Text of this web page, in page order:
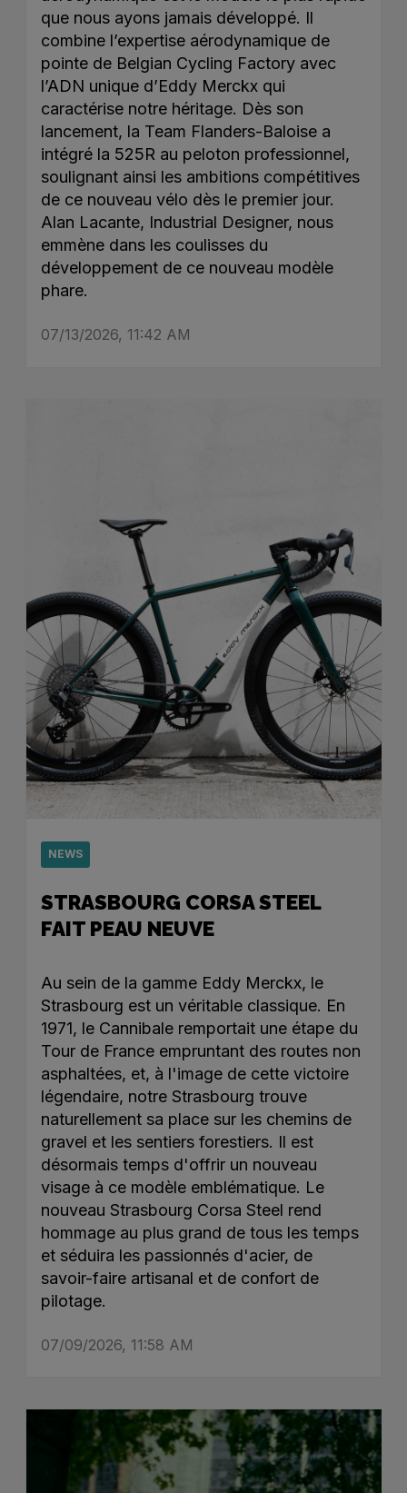
que nous ayons jamais développé. Il
combine l’expertise aérodynamique de
pointe de Belgian Cycling Factory avec
l’ADN unique d’Eddy Merckx qui
caractérise notre héritage. Dès son
lancement, la Team Flanders-Baloise a
intégré la 525R au peloton professionnel,
soulignant ainsi les ambitions compétitives
de ce nouveau vélo dès le premier jour.
Alan Lacante, Industrial Designer, nous
emmène dans les coulisses du
développement de ce nouveau modèle
phare.
07/13/2026, 11:42 AM
NEWS
STRASBOURG CORSA STEEL
FAIT PEAU NEUVE
Au sein de la gamme Eddy Merckx, le
Strasbourg est un véritable classique. En
1971, le Cannibale remportait une étape du
Tour de France empruntant des routes non
asphaltées, et, à l'image de cette victoire
légendaire, notre Strasbourg trouve
naturellement sa place sur les chemins de
gravel et les sentiers forestiers. Il est
désormais temps d'offrir un nouveau
visage à ce modèle emblématique. Le
nouveau Strasbourg Corsa Steel rend
hommage au plus grand de tous les temps
et séduira les passionnés d'acier, de
savoir-faire artisanal et de confort de
pilotage.
07/09/2026, 11:58 AM